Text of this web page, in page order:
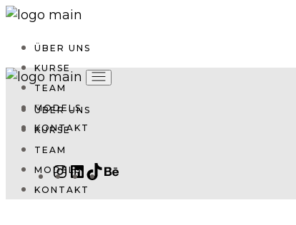
ÜBER UNS
KURSE
TEAM
MODELS
KONTAKT
ÜBER UNS
KURSE
TEAM
MODELS
KONTAKT